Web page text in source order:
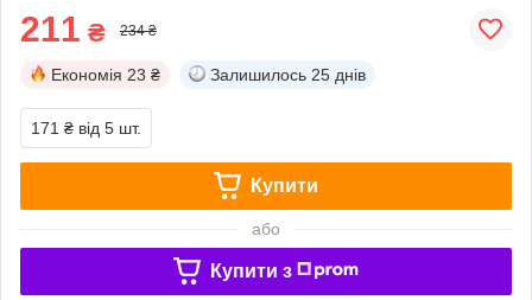
211 ₴ 234 ₴
Економія 23 ₴ Залишилось 25 днів
171 ₴ від 5 шт.
Купити
або
Купити з